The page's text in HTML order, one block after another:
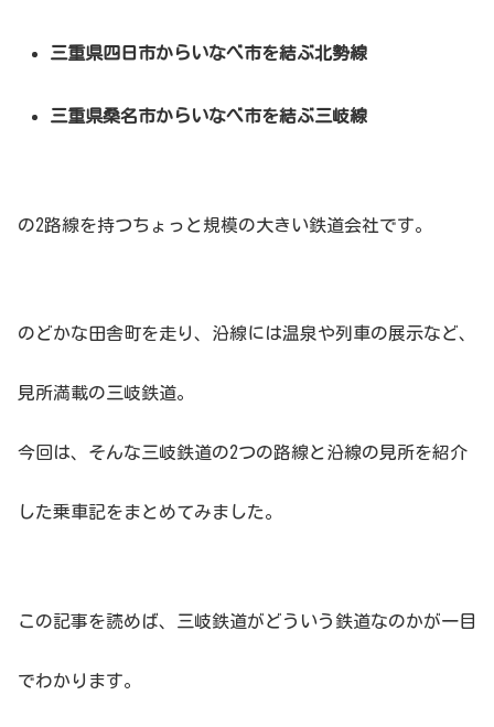
三重県四日市からいなべ市を結ぶ北勢線
三重県桑名市からいなべ市を結ぶ三岐線
の2路線を持つちょっと規模の大きい鉄道会社です。
のどかな田舎町を走り、沿線には温泉や列車の展示など、
見所満載の三岐鉄道。
今回は、そんな三岐鉄道の2つの路線と沿線の見所を紹介
した乗車記をまとめてみました。
この記事を読めば、三岐鉄道がどういう鉄道なのかが一目
でわかります。